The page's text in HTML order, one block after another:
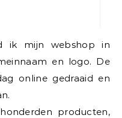
en logo. De
online gedraaid en
producten,